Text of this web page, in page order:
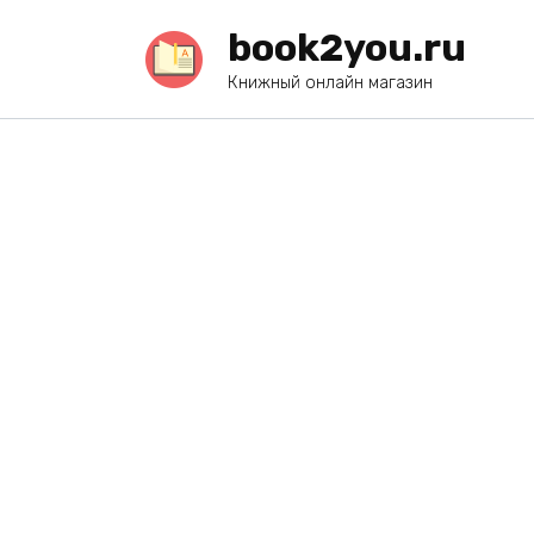
book2you.ru
Книжный онлайн магазин